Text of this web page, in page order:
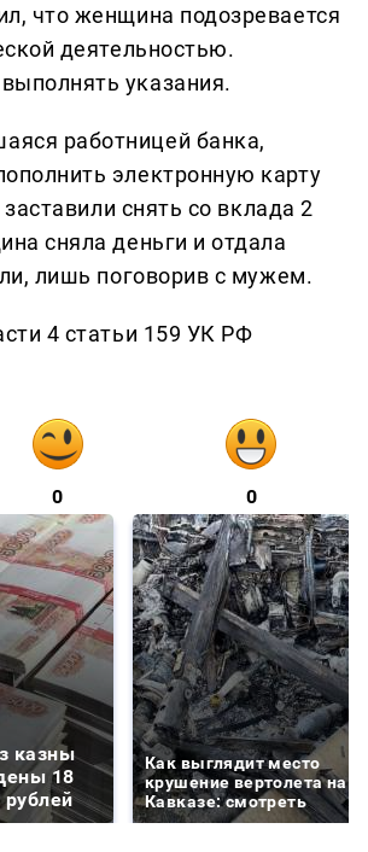
что женщина подозревается
деятельностью.
указания.
работницей банка,
электронную карту
снять со вклада 2
сняла деньги и отдала
лишь поговорив с мужем.
4 статьи 159 УК РФ
0 0
казны
18
Как выглядит место
крушение вертолета на
Кавказе: смотреть